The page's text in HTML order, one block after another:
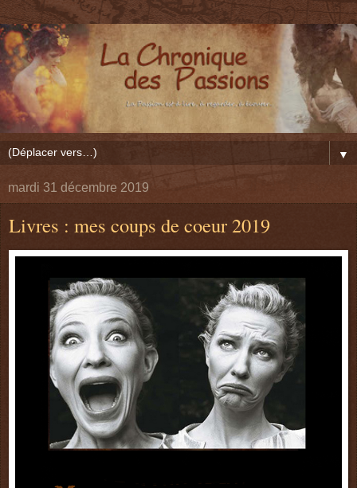
▼
mardi 31 décembre 2019
Livres : mes coups de coeur 2019